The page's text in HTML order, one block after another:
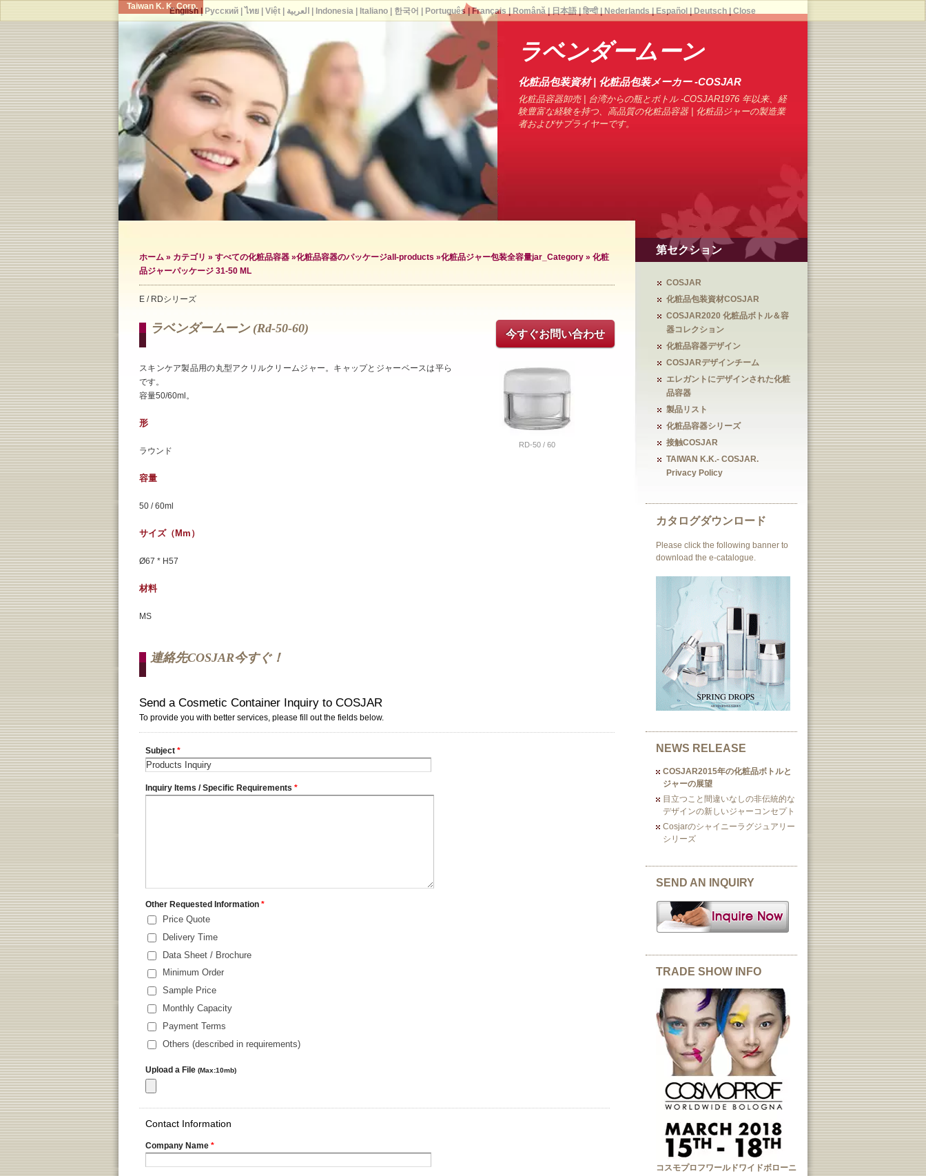
Taiwan K. K. Corp.
ラベンダームーン
化粧品包装資材 | 化粧品包装メーカー -COSJAR
化粧品容器卸売 | 台湾からの瓶とボトル -COSJAR1976 年以来、経
験豊富な経験を持つ、高品質の化粧品容器 | 化粧品ジャーの製造業
者およびサプライヤーです。
ホーム » カテゴリ » すべての化粧品容器 »化粧品容器のパッケージall-products »化粧品ジャー包装全容量jar_Category » 化粧
品ジャーパッケージ 31-50 ML
E / RDシリーズ
今すぐお問い合わせ
ラベンダームーン (rd-50-60)
RD-50 / 60
スキンケア製品用の丸型アクリルクリームジャー。キャップとジャーベースは平ら
です。
容量50/60ml。
形
ラウンド
容量
50 / 60ml
サイズ（mm）
Ø67 * H57
材料
MS
連絡先COSJAR今すぐ！
第セクション
COSJAR
化粧品包装資材COSJAR
COSJAR2020 化粧品ボトル＆容
器コレクション
化粧品容器デザイン
COSJARデザインチーム
エレガントにデザインされた化粧
品容器
製品リスト
化粧品容器シリーズ
接触COSJAR
TAIWAN K.K.- COSJAR.
Privacy Policy
カタログダウンロード
Please click the following banner to
download the e-catalogue.
NEWS RELEASE
COSJAR2015年の化粧品ボトルと
ジャーの展望
目立つこと間違いなしの非伝統的な
デザインの新しいジャーコンセプト
Cosjarのシャイニーラグジュアリー
シリーズ
SEND AN INQUIRY
TRADE SHOW INFO
コスモプロフワールドワイドボローニ
English| Русский| ไทย| Việt| العربية Indonesia| Italiano| 한국어 Português Français Română| 日本語| हिन्दी| Nederlands Español Deutsch| Close